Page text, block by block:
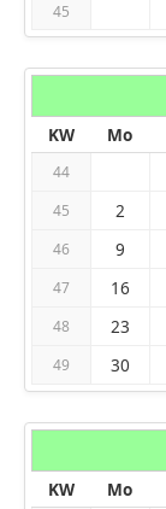
45
KW
Mo
44
45 2
46 9
47 16
48 23
49 30
KW
Mo